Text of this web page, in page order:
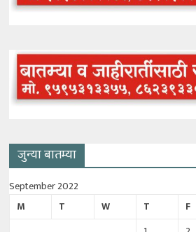
जुन्या बातम्या
September 2022
M
T W T F